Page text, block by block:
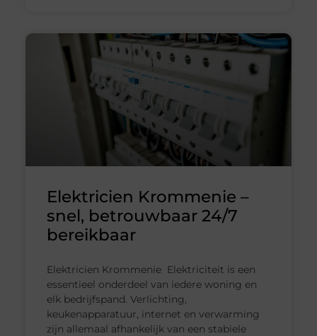
Elektricien Krommenie –
snel, betrouwbaar 24/7
bereikbaar
Elektricien Krommenie Elektriciteit is een
essentieel onderdeel van iedere woning en
elk bedrijfspand. Verlichting,
keukenapparatuur, internet en verwarming
zijn allemaal afhankelijk van een stabiele